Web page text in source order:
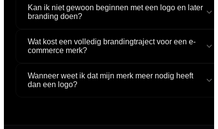
Kan ik niet gewoon beginnen met een logo en later
branding doen?
Wat kost een volledig brandingtraject voor een e-
commerce merk?
Wanneer weet ik dat mijn merk meer nodig heeft
dan een logo?